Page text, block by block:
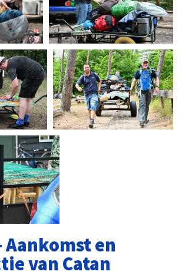
Aankomst en
van Catan